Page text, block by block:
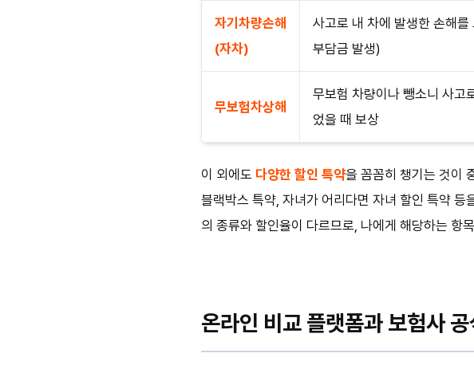
자기차량손해
(자차)
사고로 내 차에 발생한 손해를
부담금 발생)
무보험차상해
무보험 차량이나 뺑소니 사고
었을 때 보상
이 외에도 다양한 할인 특약을 꼼꼼히 챙기는 것이
블랙박스 특약, 자녀가 어리다면 자녀 할인 특약
의 종류와 할인율이 다르므로, 나에게 해당하는 항
온라인 비교 플랫폼과 보험사